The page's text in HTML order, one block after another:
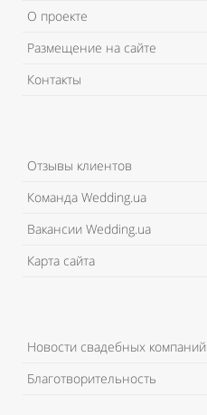
О проекте
Размещение на сайте
Контакты
Отзывы клиентов
Команда Wedding.ua
Вакансии Wedding.ua
Карта сайта
Новости свадебных компаний
Благотворительность